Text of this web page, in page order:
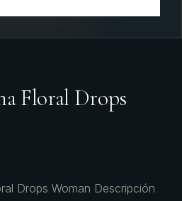
Floral Drops
Drops Woman Descripción